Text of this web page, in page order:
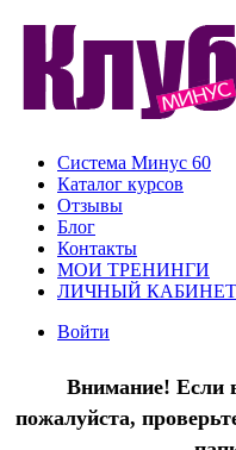
Система Минус 60
Каталог курсов
Отзывы
Блог
Контакты
МОИ ТРЕНИНГИ
ЛИЧНЫЙ КАБИНЕТ
Войти
Внимание! Если
пожалуйста,